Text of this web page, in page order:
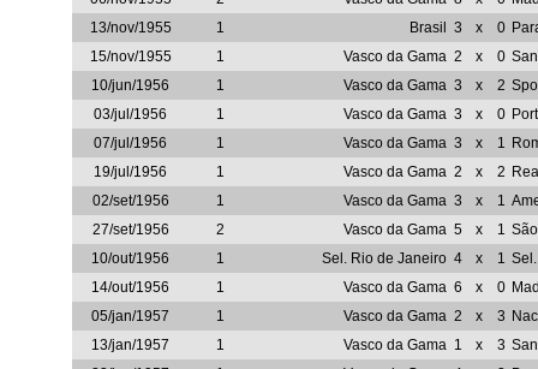
13/nov/1955
1 Brasil 3 x 0
15/nov/1955
1 Vasco da Gama 2 x 0
10/jun/1956
1 Vasco da Gama 3 x 2
03/jul/1956
1 Vasco da Gama 3 x 0
07/jul/1956
1 Vasco da Gama 3 x 1
19/jul/1956
1 Vasco da Gama 2 x 2
02/set/1956
1 Vasco da Gama 3 x 1
27/set/1956
2 Vasco da Gama 5 x 1
10/out/1956
1 Sel. Rio de Janeiro 4 x 1
14/out/1956
1 Vasco da Gama 6 x 0
05/jan/1957
1 Vasco da Gama 2 x 3
13/jan/1957
1 Vasco da Gama 1 x 3